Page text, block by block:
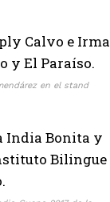
en el stand